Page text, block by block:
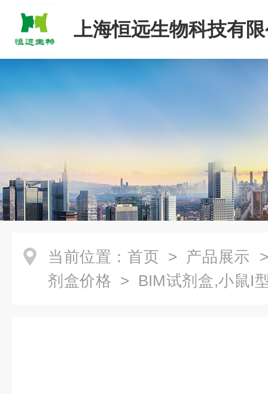
上海恒远生物科技有
当前位置： 首页 > 产品展示
剂盒价格 > BIM试剂盒,小鼠I